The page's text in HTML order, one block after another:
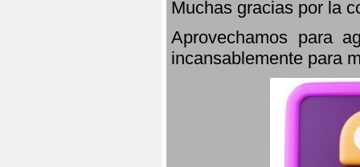
Muchas gracias por la
Aprovechamos para
incansablemente para